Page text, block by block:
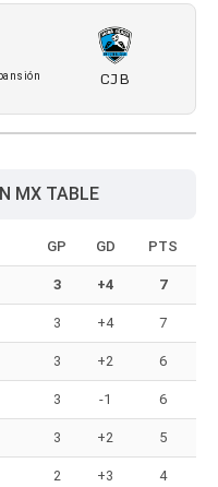
CJB
MX TABLE
GP GD PTS
3 +4 7
3 +4 7
3 +2 6
3 -1 6
3 +2 5
2 +3 4